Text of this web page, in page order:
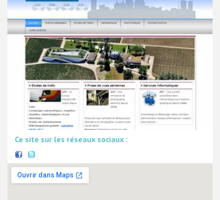
Ce site sur les réseaux sociaux :